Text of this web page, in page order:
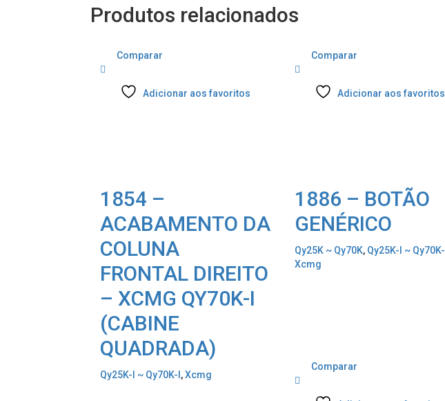
Produtos relacionados
Comparar
Adicionar aos favoritos
1854 –
ACABAMENTO DA
COLUNA
FRONTAL DIREITO
– XCMG QY70K-I
(CABINE
QUADRADA)
Qy25K-I ~ Qy70K-I ,Xcmg
Comparar
Adicionar aos favoritos
1886 – BOTÃO
GENÉRICO
Qy25K ~ Qy70K, Qy25K-I ~ Qy70K-I
Xcmg
Comparar